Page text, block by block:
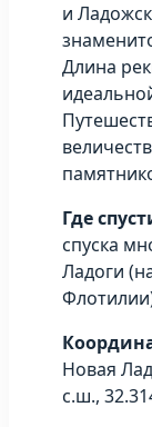
и
Длина
Где
спуска
Ладоги
Новая
с.ш.,